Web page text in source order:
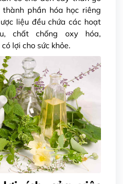
phần hóa học riêng
liệu đều chứa các hoạt
chất chống oxy hóa,
lợi cho sức khỏe.